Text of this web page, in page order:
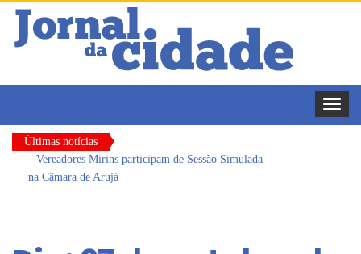
Toggle
Últimas notícias
Vereadores Mirins participam de Sessão Simulada
na Câmara de Arujá
mercado de trabalho